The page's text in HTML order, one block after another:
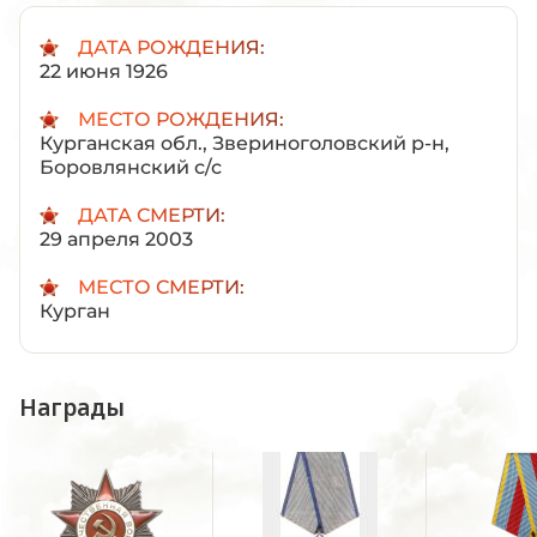
ДАТА РОЖДЕНИЯ:
22 июня 1926
МЕСТО РОЖДЕНИЯ:
Курганская обл., Звериноголовский р-н,
Боровлянский с/с
ДАТА СМЕРТИ:
29 апреля 2003
МЕСТО СМЕРТИ:
Курган
Награды